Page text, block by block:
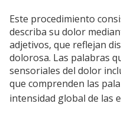
Este procedimiento
describa su dolor
adjetivos, que reflejan
dolorosa. Las palabras
sensoriales del dolor
que comprenden las
intensidad global de las